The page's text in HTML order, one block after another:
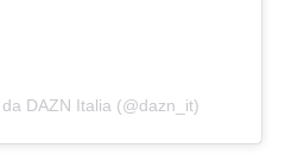
DAZN Italia (@dazn_it)